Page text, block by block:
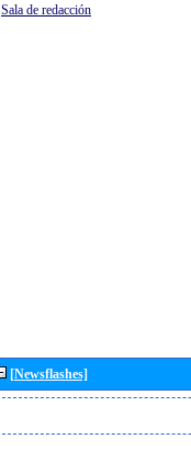
Sala de redacción
[Newsflashes]